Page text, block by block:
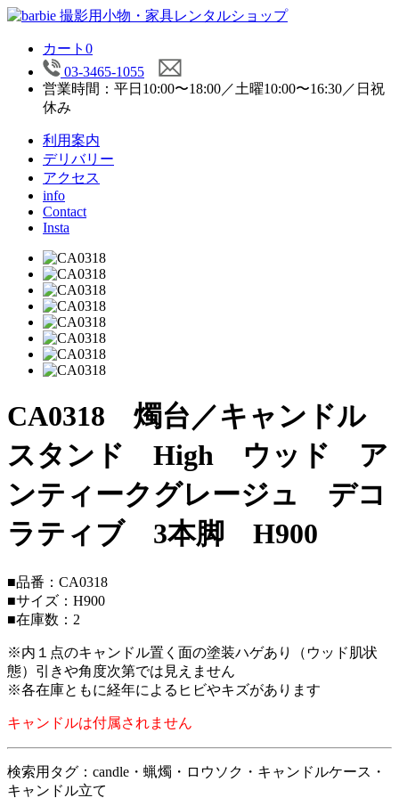
カート 0
03-3465-1055
営業時間：平日10:00〜18:00／土曜10:00〜16:30／日祝
休み
利用案内
デリバリー
アクセス
info
Contact
Insta
CA0318 燭台／キャンドル
スタンド High ウッド ア
ンティークグレージュ デコ
ラティブ 3本脚 H900
■品番：CA0318
■サイズ：H900
■在庫数：2
※内１点のキャンドル置く面の塗装ハゲあり（ウッド肌状
態）引きや角度次第では見えません
※各在庫ともに経年によるヒビやキズがあります
キャンドルは付属されません
検索用タグ：candle・蝋燭・ロウソク・キャンドルケース・
キャンドル立て